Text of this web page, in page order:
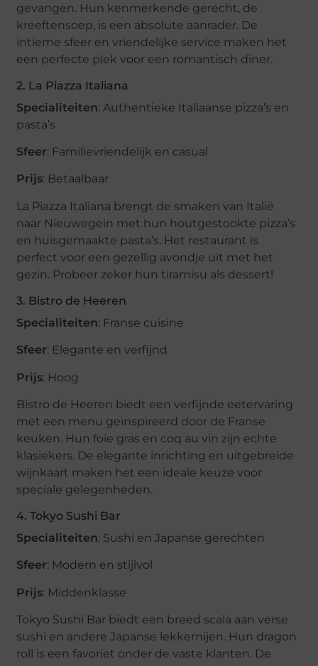
gevangen. Hun kenmerkende gerecht, de
kreeftensoep, is een absolute aanrader. De
intieme sfeer en vriendelijke service maken het
een perfecte plek voor een romantisch diner.
2. La Piazza Italiana
Specialiteiten: Authentieke Italiaanse pizza’s en
pasta’s
Sfeer: Familievriendelijk en casual
Prijs: Betaalbaar
La Piazza Italiana brengt de smaken van Italië
naar Nieuwegein met hun houtgestookte pizza’s
en huisgemaakte pasta’s. Het restaurant is
perfect voor een gezellig avondje uit met het
gezin. Probeer zeker hun tiramisu als dessert!
3. Bistro de Heeren
Specialiteiten: Franse cuisine
Sfeer: Elegante en verfijnd
Prijs: Hoog
Bistro de Heeren biedt een verfijnde eetervaring
met een menu geïnspireerd door de Franse
keuken. Hun foie gras en coq au vin zijn echte
klasiekers. De elegante inrichting en uitgebreide
wijnkaart maken het een ideale keuze voor
speciale gelegenheden.
4. Tokyo Sushi Bar
Specialiteiten: Sushi en Japanse gerechten
Sfeer: Modern en stijlvol
Prijs: Middenklasse
Tokyo Sushi Bar biedt een breed scala aan verse
sushi en andere Japanse lekkernijen. Hun dragon
roll is een favoriet onder de vaste klanten. De